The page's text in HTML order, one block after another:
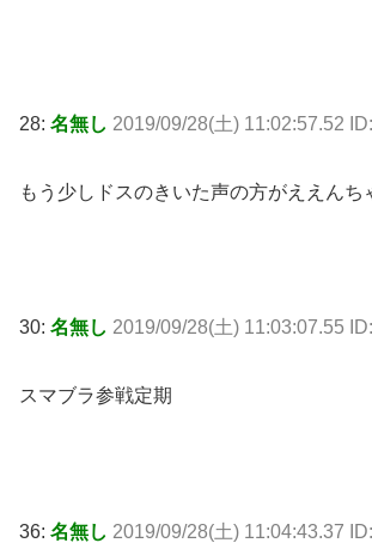
28: 名無し 2019/09/28(土) 11:02:57.52
もう少しドスのきいた声の方がええんち
30: 名無し 2019/09/28(土) 11:03:07.55
スマブラ参戦定期
36: 名無し 2019/09/28(土) 11:04:43.37